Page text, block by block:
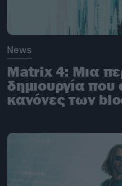
News
Matrix 4: Μια
δημιουργία που
κανόνες των